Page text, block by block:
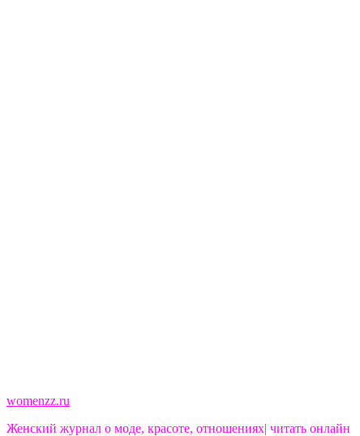
womenzz.ru
Женский журнал о моде, красоте, отношениях| читать онлайн